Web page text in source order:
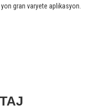
gran varyete aplikasyon.